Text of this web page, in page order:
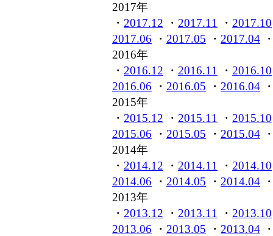
2017年
・ 2017.12 ・ 2017.11 ・ 2017.10
2017.06 ・ 2017.05 ・ 2017.04
2016年
・ 2016.12 ・ 2016.11 ・ 2016.10
2016.06 ・ 2016.05 ・ 2016.04
2015年
・ 2015.12 ・ 2015.11 ・ 2015.10
2015.06 ・ 2015.05 ・ 2015.04
2014年
・ 2014.12 ・ 2014.11 ・ 2014.10
2014.06 ・ 2014.05 ・ 2014.04
2013年
・ 2013.12 ・ 2013.11 ・ 2013.10
2013.06 ・ 2013.05 ・ 2013.04